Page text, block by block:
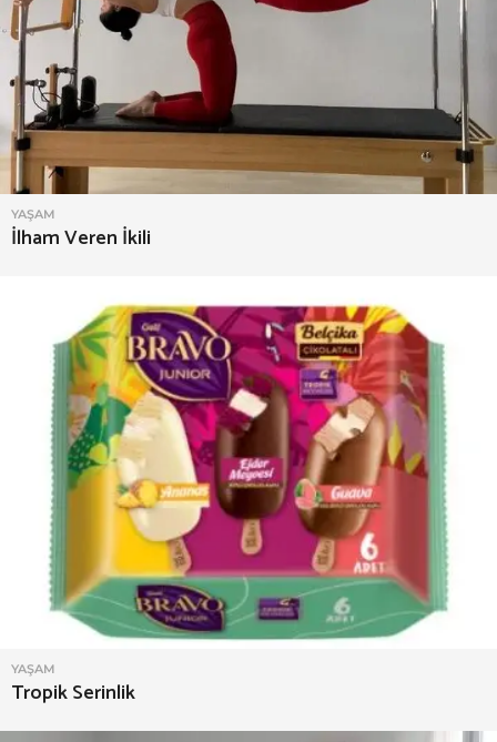
YAŞAM
İlham Veren İkili
YAŞAM
Tropik Serinlik